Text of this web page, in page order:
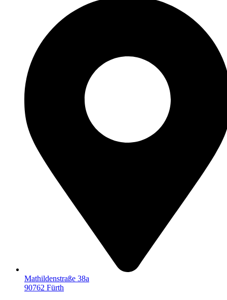
Mathildenstraße 38a
90762 Fürth